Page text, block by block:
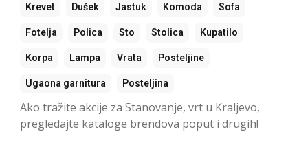
Krevet Dušek Jastuk Komoda Sofa
Fotelja Polica Sto Stolica Kupatilo
Korpa Lampa Vrata Posteljine
Ugaona garnitura Posteljina
Ako tražite akcije za Stanovanje, vrt u Kraljevo,
pregledajte kataloge brendova poput i drugih!